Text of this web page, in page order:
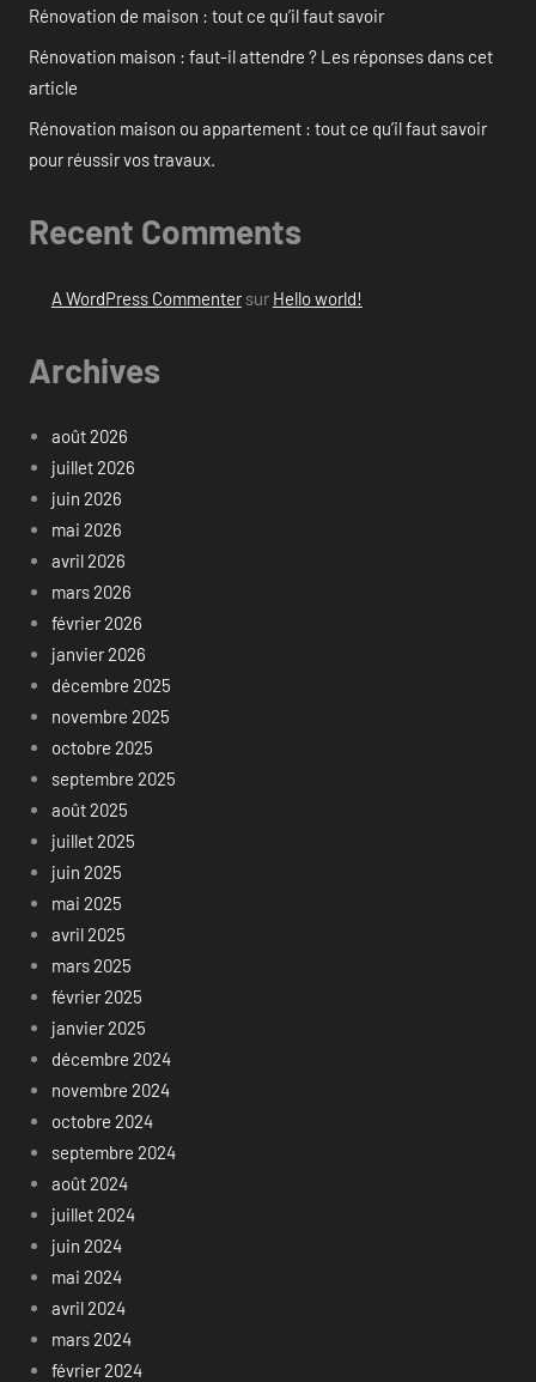
Rénovation de maison : tout ce qu’il faut savoir
Rénovation maison : faut-il attendre ? Les réponses dans cet
article
Rénovation maison ou appartement : tout ce qu’il faut savoir
pour réussir vos travaux.
Recent Comments
A WordPress Commentersur Hello world!
Archives
août 2026
juillet 2026
juin 2026
mai 2026
avril 2026
mars 2026
février 2026
janvier 2026
décembre 2025
novembre 2025
octobre 2025
septembre 2025
août 2025
juillet 2025
juin 2025
mai 2025
avril 2025
mars 2025
février 2025
janvier 2025
décembre 2024
novembre 2024
octobre 2024
septembre 2024
août 2024
juillet 2024
juin 2024
mai 2024
avril 2024
mars 2024
février 2024